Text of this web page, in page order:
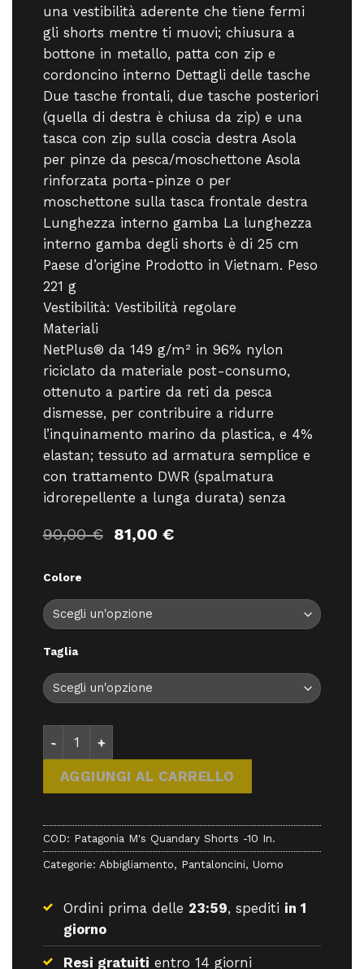
una vestibilità aderente che tiene fermi
gli shorts mentre ti muovi; chiusura a
bottone in metallo, patta con zip e
cordoncino interno Dettagli delle tasche
Due tasche frontali, due tasche posteriori
(quella di destra è chiusa da zip) e una
tasca con zip sulla coscia destra Asola
per pinze da pesca/moschettone Asola
rinforzata porta-pinze o per
moschettone sulla tasca frontale destra
Lunghezza interno gamba La lunghezza
interno gamba degli shorts è di 25 cm
Paese d’origine Prodotto in Vietnam. Peso
221 g
Vestibilità: Vestibilità regolare
Materiali
NetPlus® da 149 g/m² in 96% nylon
riciclato da materiale post-consumo,
ottenuto a partire da reti da pesca
dismesse, per contribuire a ridurre
l’inquinamento marino da plastica, e 4%
elastan; tessuto ad armatura semplice e
con trattamento DWR (spalmatura
idrorepellente a lunga durata) senza
90,00€ Il
90,00 €.
81,00 €Il
81,00 €.
Colore
Taglia
Patagonia M's Quandary Shorts -10 In. - Pantaloni
AGGIUNGI AL CARRELLO
COD: Patagonia M's Quandary Shorts -10 In.
Categorie: Abbigliamento, Pantaloncini, Uomo
Ordini prima delle 23:59, spediti in 1
giorno
Resi gratuiti entro 14 giorni